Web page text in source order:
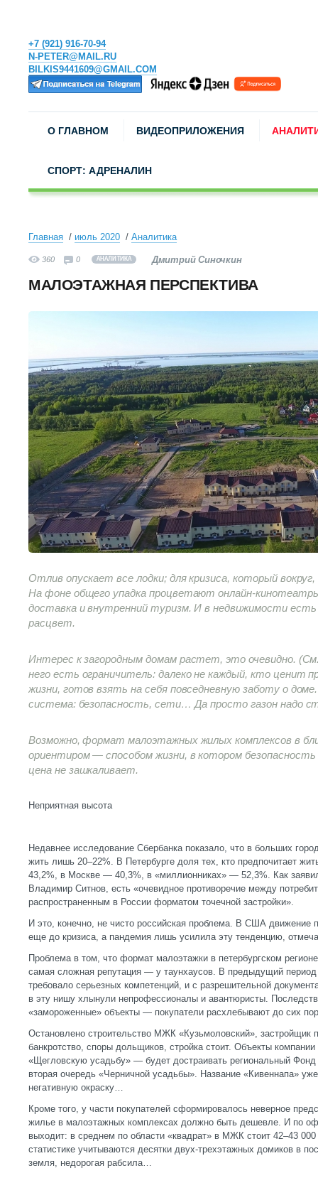
+7 (921) 916-70-94
N-PETER@MAIL.RU
BILKIS9441609@GMAIL.COM
О ГЛАВНОМ ВИДЕОПРИЛОЖЕНИЯ
СПОРТ: АДРЕНАЛИН
Главная июль 2020 Аналитика
360 0 АНАЛИТИКА Дмитрий Синочкин
МАЛОЭТАЖНАЯ ПЕРСПЕКТИВА
Отлив опускает все лодки; для кризиса, который
На фоне общего упадка процветают онлайн-
доставка и внутренний туризм. И в недвижимости
расцвет.
Интерес к загородным домам растет, это очевидно.
него есть ограничитель: далеко не каждый, кто ценит
жизни, готов взять на себя повседневную заботу о
система: безопасность, сети… Да просто газон надо
Возможно, формат малоэтажных жилых комплексов в
ориентиром — способом жизни, в котором
цена не зашкаливает.
Неприятная высота
Недавнее исследование Сбербанка показало, что в больших
жить лишь 20–22%. В Петербурге доля тех, кто предпочитает
43,2%, в Москве — 40,3%, в «миллионниках» — 52,3%. Как
Владимир Ситнов, есть «очевидное противоречие между
распространенным в России форматом точечной застройки».
И это, конечно, не чисто российская проблема. В США движение
еще до кризиса, а пандемия лишь усилила эту тенденцию,
Проблема в том, что формат малоэтажки в петербургском
самая сложная репутация — у таунхаусов. В предыдущий период
требовало серьезных компетенций, и с разрешительной
в эту нишу хлынули непрофессионалы и авантюристы.
«замороженные» объекты — покупатели расхлебывают до сих
Остановлено строительство МЖК «Кузьмоловский», застройщик
банкротство, споры дольщиков, стройка стоит. Объекты
«Щегловскую усадьбу» — будет достраивать региональный
вторая очередь «Черничной усадьбы». Название «Кивеннапа»
негативную окраску…
Кроме того, у части покупателей сформировалось неверное
жилье в малоэтажных комплексах должно быть дешевле. И по
выходит: в среднем по области «квадрат» в МЖК стоит 42–43
статистике учитываются десятки двух-трехэтажных домиков в
земля, недорогая рабсила…